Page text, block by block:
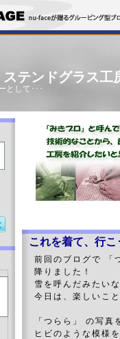
テンドグラス工
として･･･
これを着て、行こ
前回のブログで
降りました！
雪を呼んだみたい
今日は、楽しいこ
「つらら」 の写
ヒビのような模様